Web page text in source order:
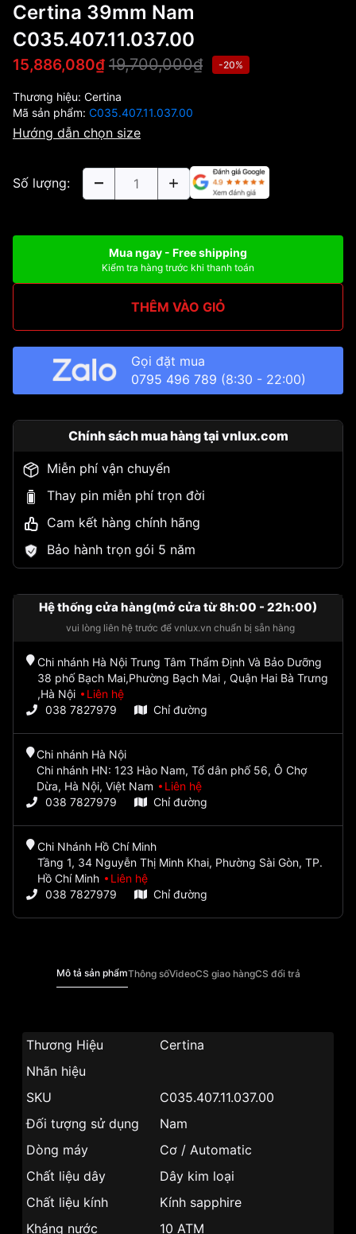
Certina 39mm Nam
C035.407.11.037.00
15,886,080₫ 19,700,000₫ -20%
Thương hiệu: Certina
Mã sản phẩm: C035.407.11.037.00
Hướng dẫn chọn size
Số lượng:
Mua ngay - Free shipping
Kiểm tra hàng trước khi thanh toán
THÊM VÀO GIỎ
Gọi đặt mua
0795 496 789 (8:30 - 22:00)
Chính sách mua hàng tại vnlux.com
Miễn phí vận chuyển
Thay pin miễn phí trọn đời
Cam kết hàng chính hãng
Bảo hành trọn gói 5 năm
Hệ thống cửa hàng(mở cửa từ 8h:00 - 22h:00)
vui lòng liên hệ trước để vnlux.vn chuẩn bị sẵn hàng
Chi nhánh Hà Nội Trung Tâm Thẩm Định Và Bảo Dưỡng
38 phố Bạch Mai,Phường Bạch Mai , Quận Hai Bà Trưng
,Hà Nội
Liên hệ
038 7827979
Chỉ đường
Chi nhánh Hà Nội
Chi nhánh HN: 123 Hào Nam, Tổ dân phố 56, Ô Chợ
Dừa, Hà Nội, Việt Nam
Liên hệ
038 7827979
Chỉ đường
Chi Nhánh Hồ Chí Minh
Tầng 1, 34 Nguyễn Thị Minh Khai, Phường Sài Gòn, TP.
Hồ Chí Minh
Liên hệ
038 7827979
Chỉ đường
Mô tả sản phẩmThông sốVideoCS giao hàngCS đổi trả
Thương Hiệu
Certina
Nhãn hiệu
SKU
C035.407.11.037.00
Đối tượng sử dụng
Nam
Dòng máy
Cơ / Automatic
Chất liệu dây
Dây kim loại
Chất liệu kính
Kính sapphire
Kháng nước
10 ATM